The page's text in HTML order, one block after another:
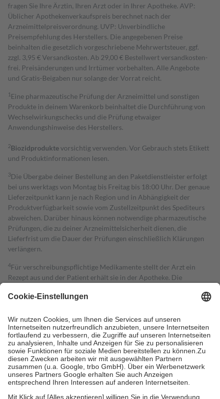
fragen Sie Ihre Ärztin, Ihren Arzt oder in Ihrer Apotheke. AVP:
Üblicher Apothekenverkaufspreis berechnet nach der
Arzneimittelpreisverordnung. UVP: Unverbindliche
Preisempfehlung des Herstellers. Die angegebenen Preise
beinhalten die gesetzlich vorgeschriebene Mehrwertsteuer, ggf.
zzgl. 3,95 € Versandkosten. Ab 29,00 € Bestell­wert versand­kosten­
frei. Preisänderungen und Irrtümer vorbehalten. Alle Angebote
und Gratis-Beigaben nur solange der Vorrat reicht.
1 Eine pharmazeutische Prüfung der Arzneimittel und sonstigen
Produkte in deinem Warenkorb beinhaltet die Durchführung von
Wechselwirkungschecks und die Prüfung etwaiger
Anwendungshinweise des Herstellers.
2Biozidproduktevorsichtig verwenden. Vor Gebrauch stets Etikett
und Produktinformationen lesen.
3Die Übergabe deiner Bestellung an den Paketdienstleister erfolgt
bei uns werktags von Montag bis Freitag bis 18:00 Uhr. Der genaue
Lieferzeitpunkt kann je nach Region und in Abhängigkeit der
Produktverfügbarkeit sowie vom Zustellzeitpunkt des Spediteurs
abweichen. Darüber hinaus können notwendige pharmazeutische
Prüfungen, die zu deiner Arzneimittelsicherheit dienen, die
Lieferfrist um die Dauer der Prüfungen einschließlich Klärungen
verlängern.
4Für verschreibungspflichtige Medikamente stellt der Arzt ein
Rezept aus und der Patient erhält sie in der Apotheke. Die
Kosten dafür, der Versicherte trägt einen Teil davon als Zuzahlung
Grundsätzlich leisten Mitglieder Zuzahlungen in Höhe von zehn
Prozent des Abgabepreises,mindestensjedochfünf Euround
höchstens zehn Euro.Es sind jedoch nie mehr als die tatsächlichen
Kosten der Leistung zu entrichten.
Diese Regeln gelten grundsätzlich auch für Online-Apotheken.
Bei Heilmitteln und häuslicher Krankenpflege beträgt die
Zuzahlung zehn Prozent der Kosten sowie zehn Euro je